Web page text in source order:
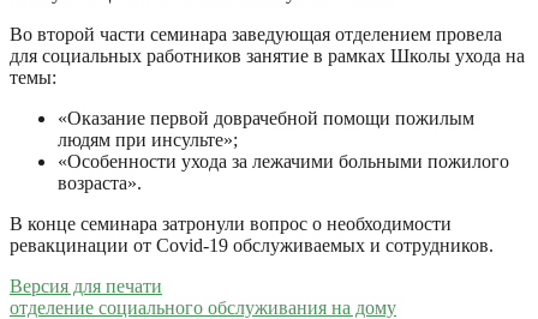
Во второй части семинара заведующая отделением провела
для социальных работников занятие в рамках Школы ухода на
темы:
«Оказание первой доврачебной помощи пожилым
людям при инсульте»;
«Особенности ухода за лежачими больными пожилого
возраста».
В конце семинара затронули вопрос о необходимости
ревакцинации от Covid-19 обслуживаемых и сотрудников.
Версия для печати
отделение социального обслуживания на дому